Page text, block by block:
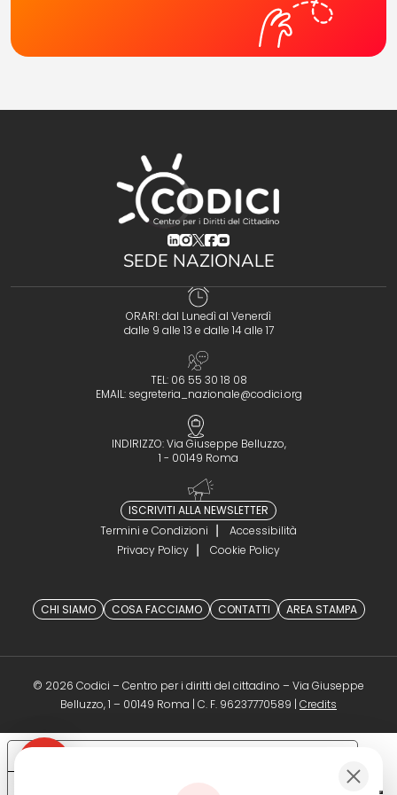
(opens in a new tab)
(opens in a new tab)
(opens in a new tab)
(opens in a new tab)
(opens in a new tab)
SEDE NAZIONALE
ORARI: dal Lunedì al Venerdì
dalle 9 alle 13 e dalle 14 alle 17
TEL: 06 55 30 18 08
EMAIL: segreteria_nazionale@codici.org
INDIRIZZO: Via Giuseppe Belluzzo,
1 - 00149 Roma
ISCRIVITI ALLA NEWSLETTER
Termini e Condizioni
Accessibilità
Privacy Policy
Cookie Policy
CHI SIAMO COSA FACCIAMO CONTATTI AREA STAMPA
© 2026 Codici – Centro per i diritti del cittadino – Via Giuseppe
Belluzzo, 1 – 00149 Roma | C. F. 96237770589 | Credits